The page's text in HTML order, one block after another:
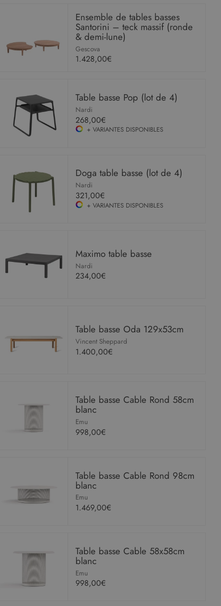
Ensemble de tables basses
Santorini – teck massif (ronde
& demi-lune)
Gescova
1.428,00€
Table basse Pop (lot de 4)
Nardi
268,00€
+ VARIANTES DISPONIBLES
Doga table basse (lot de 4)
Nardi
321,00€
+ VARIANTES DISPONIBLES
Maximo table basse
Nardi
234,00€
Table basse Oda 129x53cm
Vincent Sheppard
1.400,00€
Table basse Cable Rond 58cm
blanc
Emu
998,00€
Table basse Cable Rond 98cm
blanc
Emu
1.469,00€
Table basse Cable 58x58cm
blanc
Emu
998,00€